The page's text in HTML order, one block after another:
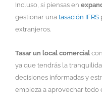
Incluso, si piensas en
gestionar una tasación IFRS
extranjeros.
Tasar un local comercial
ya que tendrás la
decisiones informadas y
empieza a aprovechar